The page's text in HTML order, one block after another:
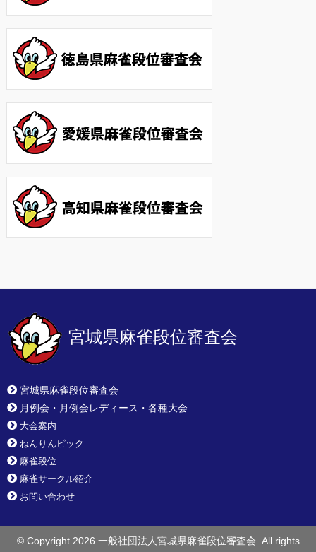
宮城県麻雀段位審査会
宮城県麻雀段位審査会
月例会・月例会レディース・各種大会
大会案内
ねんりんピック
麻雀段位
麻雀サークル紹介
お問い合わせ
© Copyright 2026 一般社団法人宮城県麻雀段位審査会. All rights